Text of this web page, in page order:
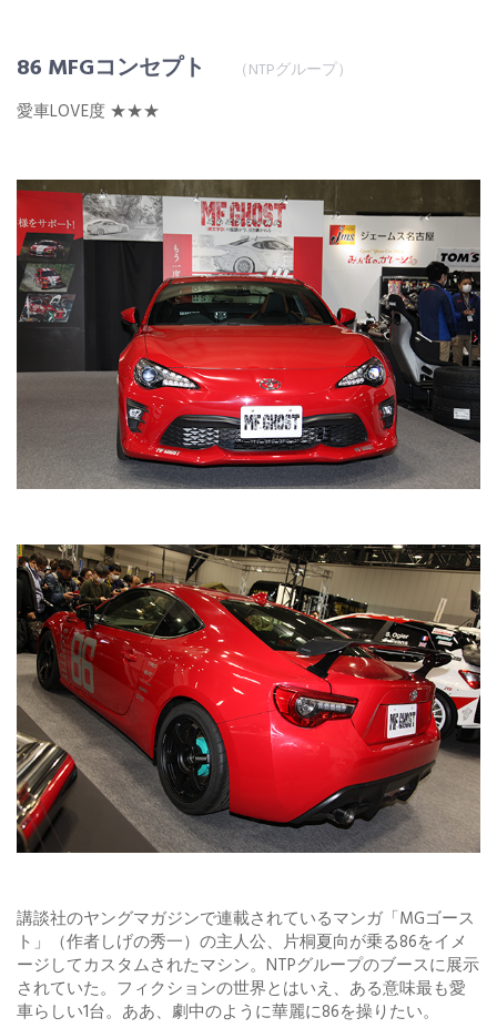
86 MFGコンセプト （NTPグループ）
愛車LOVE度 ★★★
講談社のヤングマガジンで連載されているマンガ「MGゴース
ト」（作者しげの秀一）の主人公、片桐夏向が乗る86をイメ
ージしてカスタムされたマシン。NTPグループのブースに展示
されていた。フィクションの世界とはいえ、ある意味最も愛
車らしい1台。ああ、劇中のように華麗に86を操りたい。